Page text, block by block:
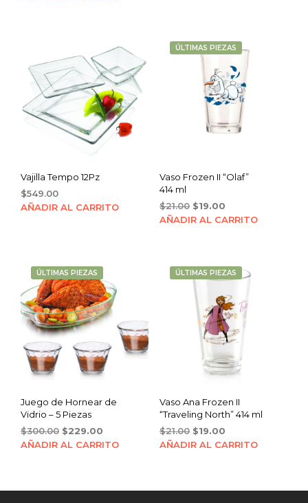
Vajilla Tempo 12Pz
$549.00
AÑADIR AL CARRITO
ÚLTIMAS PIEZAS
Vaso Frozen II “Olaf”
414 ml
$21.00 Original
price
$19.00Current
price
AÑADIR AL CARRITO
ÚLTIMAS PIEZAS
Juego de Hornear de
Vidrio – 5 Piezas
$300.00 Original
price
$229.00
price
AÑADIR AL CARRITO
ÚLTIMAS PIEZAS
Vaso Ana Frozen II
“Traveling North” 414 ml
$21.00 Original
price
$19.00Current
price
AÑADIR AL CARRITO